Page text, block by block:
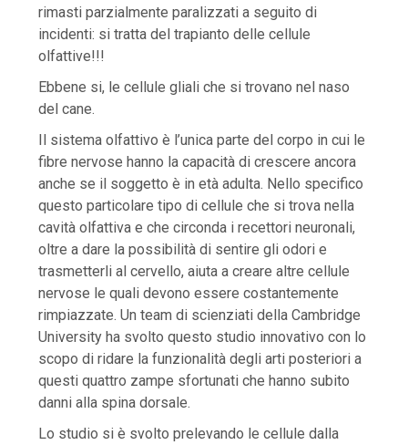
rimasti parzialmente paralizzati a seguito di
incidenti: si tratta del trapianto delle cellule
olfattive!!!
Ebbene si, le cellule gliali che si trovano nel naso
del cane.
Il sistema olfattivo è l’unica parte del corpo in cui le
fibre nervose hanno la capacità di crescere ancora
anche se il soggetto è in età adulta. Nello specifico
questo particolare tipo di cellule che si trova nella
cavità olfattiva e che circonda i recettori neuronali,
oltre a dare la possibilità di sentire gli odori e
trasmetterli al cervello, aiuta a creare altre cellule
nervose le quali devono essere costantemente
rimpiazzate. Un team di scienziati della Cambridge
University ha svolto questo studio innovativo con lo
scopo di ridare la funzionalità degli arti posteriori a
questi quattro zampe sfortunati che hanno subito
danni alla spina dorsale.
Lo studio si è svolto prelevando le cellule dalla